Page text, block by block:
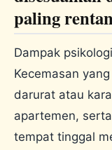
paling
Dampak
Kecemasan
darurat atau
apartemen,
tempat tinggal